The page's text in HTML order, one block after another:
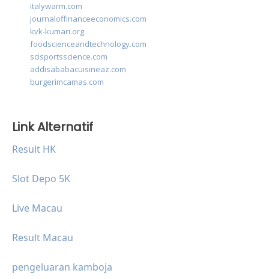
italywarm.com
journaloffinanceeconomics.com
kvk-kumari.org
foodscienceandtechnology.com
scisportsscience.com
addisababacuisineaz.com
burgerimcamas.com
Link Alternatif
Result HK
Slot Depo 5K
Live Macau
Result Macau
pengeluaran kamboja